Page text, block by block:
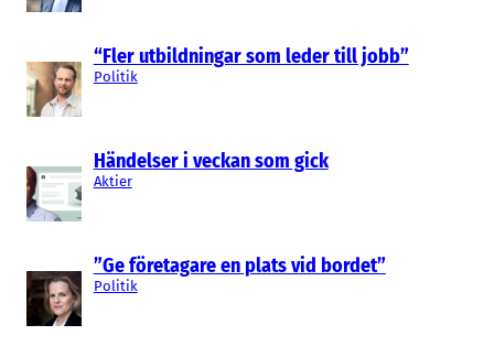
“Fler utbildningar som leder till jobb”
Politik
Händelser i veckan som gick
Aktier
”Ge företagare en plats vid bordet”
Politik